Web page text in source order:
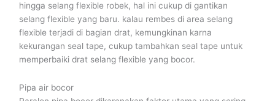
hingga selang flexible robek, hal ini cukup di gantikan
selang flexible yang baru. kalau rembes di area selang
flexible terjadi di bagian drat, kemungkinan karna
kekurangan seal tape, cukup tambahkan seal tape untuk
memperbaiki drat selang flexible yang bocor.
Pipa air bocor